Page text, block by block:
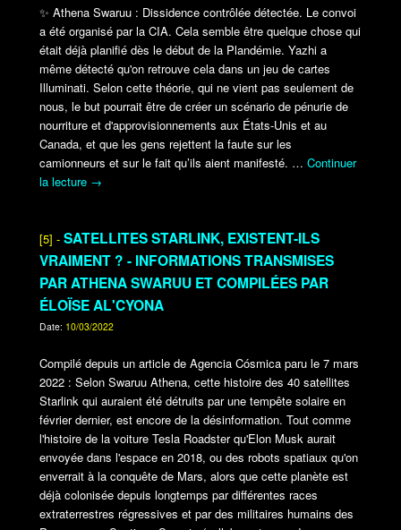
✨ Athena Swaruu : Dissidence contrôlée détectée. Le convoi
a été organisé par la CIA. Cela semble être quelque chose qui
était déjà planifié dès le début de la Plandémie. Yazhi a
même détecté qu'on retrouve cela dans un jeu de cartes
Illuminati. Selon cette théorie, qui ne vient pas seulement de
nous, le but pourrait être de créer un scénario de pénurie de
nourriture et d'approvisionnements aux États-Unis et au
Canada, et que les gens rejettent la faute sur les
camionneurs et sur le fait qu’ils aient manifesté. …Continuer
la lecture →
[5] -SATELLITES STARLINK, EXISTENT-ILS
VRAIMENT ? - INFORMATIONS TRANSMISES
PAR ATHENA SWARUU ET COMPILÉES PAR
ÉLOÏSE AL'CYONA
Date: 10/03/2022
Compilé depuis un article de Agencia Cósmica paru le 7 mars
2022 : Selon Swaruu Athena, cette histoire des 40 satellites
Starlink qui auraient été détruits par une tempête solaire en
février dernier, est encore de la désinformation. Tout comme
l'histoire de la voiture Tesla Roadster qu'Elon Musk aurait
envoyée dans l'espace en 2018, ou des robots spatiaux qu'on
enverrait à la conquête de Mars, alors que cette planète est
déjà colonisée depuis longtemps par différentes races
extraterrestres régressives et par des militaires humains des